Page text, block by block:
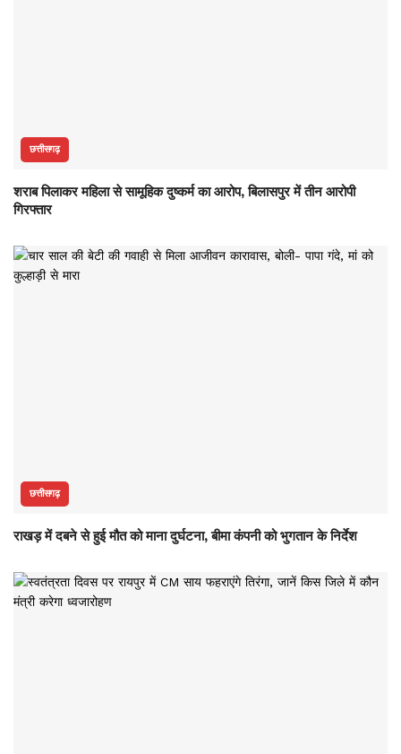
छत्तीसगढ़
शराब पिलाकर महिला से सामूहिक दुष्कर्म का आरोप, बिलासपुर में तीन आरोपी
गिरफ्तार
छत्तीसगढ़
राखड़ में दबने से हुई मौत को माना दुर्घटना, बीमा कंपनी को भुगतान के निर्देश